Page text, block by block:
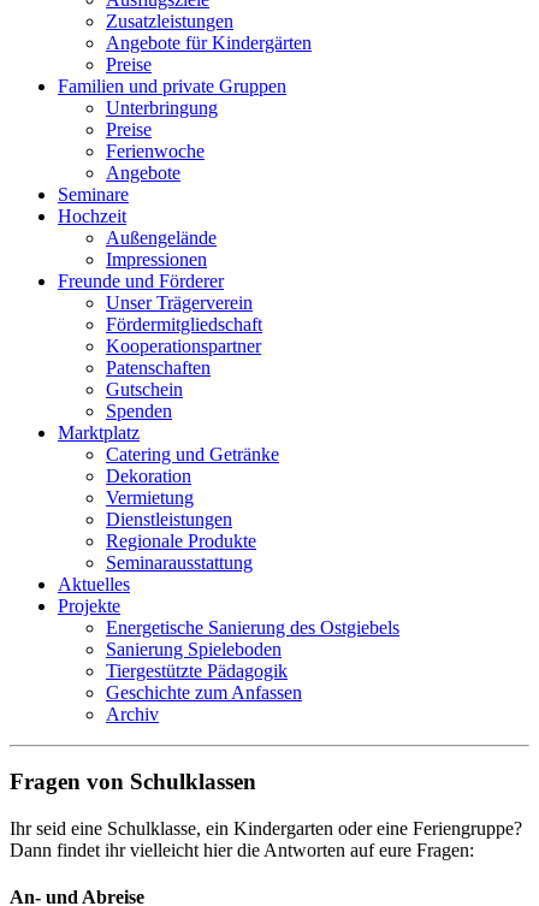
Zusatzleistungen
Angebote für Kindergärten
Preise
Familien und private Gruppen
Unterbringung
Preise
Ferienwoche
Angebote
Seminare
Hochzeit
Außengelände
Impressionen
Freunde und Förderer
Unser Trägerverein
Fördermitgliedschaft
Kooperationspartner
Patenschaften
Gutschein
Spenden
Marktplatz
Catering und Getränke
Dekoration
Vermietung
Dienstleistungen
Regionale Produkte
Seminarausstattung
Aktuelles
Projekte
Energetische Sanierung des Ostgiebels
Sanierung Spieleboden
Tiergestützte Pädagogik
Geschichte zum Anfassen
Archiv
Fragen von Schulklassen
Ihr seid eine Schulklasse, ein Kindergarten oder eine Feriengruppe?
Dann findet ihr vielleicht hier die Antworten auf eure Fragen:
An- und Abreise